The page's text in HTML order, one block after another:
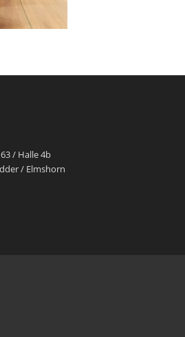
/ Halle 4b
/ Elmshorn